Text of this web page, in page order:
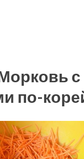
с
по-